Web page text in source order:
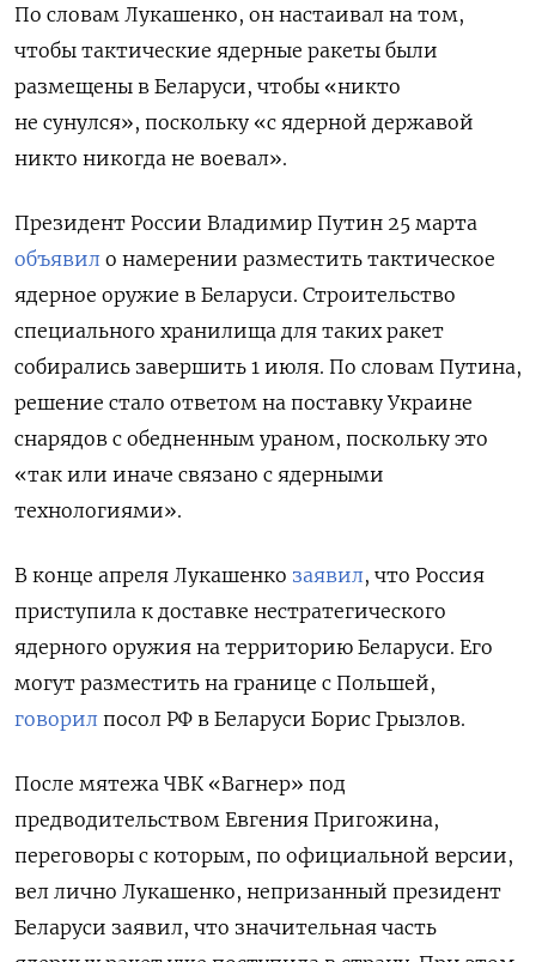
По словам Лукашенко, он настаивал на том,
чтобы тактические ядерные ракеты были
размещены в Беларуси, чтобы «никто
не сунулся», поскольку «с ядерной державой
никто никогда не воевал».
Президент России Владимир Путин 25 марта
объявил о намерении разместить тактическое
ядерное оружие в Беларуси. Строительство
специального хранилища для таких ракет
собирались завершить 1 июля. По словам Путина,
решение стало ответом на поставку Украине
снарядов с обедненным ураном, поскольку это
«так или иначе связано с ядерными
технологиями».
В конце апреля Лукашенко заявил, что Россия
приступила к доставке нестратегического
ядерного оружия на территорию Беларуси. Его
могут разместить на границе с Польшей,
говорил посол РФ в Беларуси Борис Грызлов.
После мятежа ЧВК «Вагнер» под
предводительством Евгения Пригожина,
переговоры с которым, по официальной версии,
вел лично Лукашенко, непризанный президент
Беларуси заявил, что значительная часть